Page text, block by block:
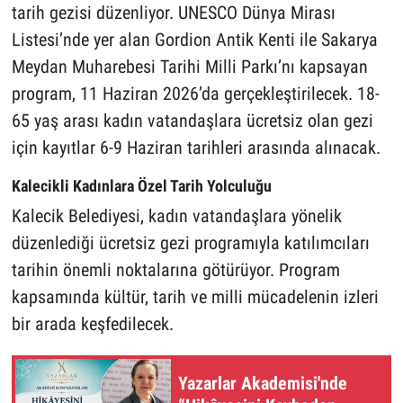
tarih gezisi düzenliyor. UNESCO Dünya Mirası
Listesi’nde yer alan Gordion Antik Kenti ile Sakarya
Meydan Muharebesi Tarihi Milli Parkı’nı kapsayan
program, 11 Haziran 2026’da gerçekleştirilecek. 18-
65 yaş arası kadın vatandaşlara ücretsiz olan gezi
için kayıtlar 6-9 Haziran tarihleri arasında alınacak.
Kalecikli Kadınlara Özel Tarih Yolculuğu
Kalecik Belediyesi, kadın vatandaşlara yönelik
düzenlediği ücretsiz gezi programıyla katılımcıları
tarihin önemli noktalarına götürüyor. Program
kapsamında kültür, tarih ve milli mücadelenin izleri
bir arada keşfedilecek.
Yazarlar Akademisi'nde